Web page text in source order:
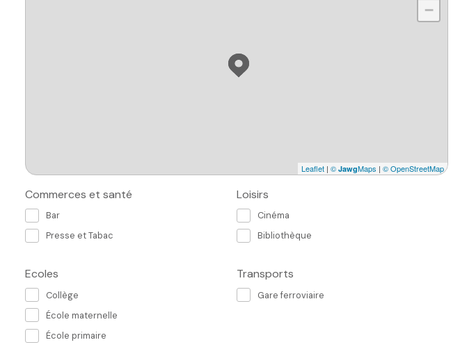
−
Leaflet | © JawgMaps | © OpenStreetMap
Commerces et santé
Bar
Presse et Tabac
Loisirs
Cinéma
Bibliothèque
Ecoles
Collège
École maternelle
École primaire
Transports
Gare ferroviaire